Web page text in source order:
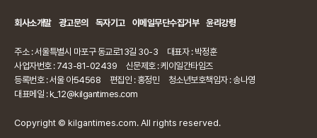
회사소개말 광고문의 독자기고 이메일무단수집거부 윤리강령
주소 : 서울특별시 마포구 동교로13길 30-3
대표자 : 박정훈
사업자번호 : 743-81-02439
신문제호 : 케이일간타임즈
등록번호 : 서울 아54568
편집인 : 홍정민
청소년보호책임자 : 송나영
대표메일 : k_12@kilgantimes.com
Copyright © kilgantimes.com. All rights reserved.